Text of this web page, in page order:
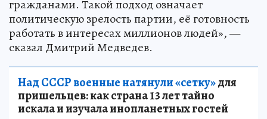
гражданами. Такой подход означает
политическую зрелость партии, её готовность
работать в интересах миллионов людей», —
сказал Дмитрий Медведев.
Над СССР военные натянули «сетку»для
пришельцев: как страна 13 лет тайно
искала и изучала инопланетных гостей